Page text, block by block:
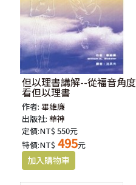
但以理書講解--從福音角度
看但以理書
作者:畢維廉
出版社:華神
定價:NT$ 550元
特價:NT$ 495元